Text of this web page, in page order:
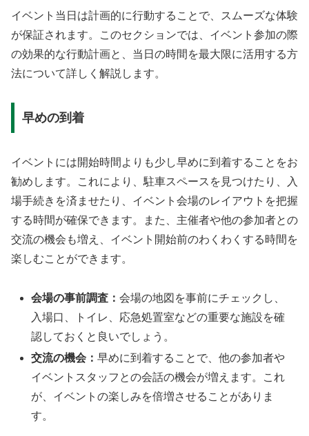
イベント当日は計画的に行動することで、スムーズな体験
が保証されます。このセクションでは、イベント参加の際
の効果的な行動計画と、当日の時間を最大限に活用する方
法について詳しく解説します。
早めの到着
イベントには開始時間よりも少し早めに到着することをお
勧めします。これにより、駐車スペースを見つけたり、入
場手続きを済ませたり、イベント会場のレイアウトを把握
する時間が確保できます。また、主催者や他の参加者との
交流の機会も増え、イベント開始前のわくわくする時間を
楽しむことができます。
会場の事前調査：会場の地図を事前にチェックし、
入場口、トイレ、応急処置室などの重要な施設を確
認しておくと良いでしょう。
交流の機会：早めに到着することで、他の参加者や
イベントスタッフとの会話の機会が増えます。これ
が、イベントの楽しみを倍増させることがありま
す。